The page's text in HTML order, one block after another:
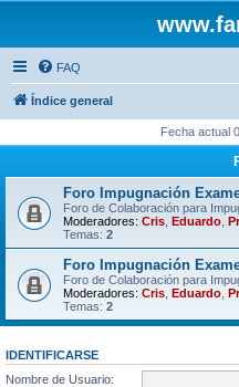
FAQ
Índice general
Fecha actual
Foro Impugnación
Foro de Colaboración para
Moderadores: Cris Eduardo
Temas: 2
Foro Impugnación
Foro de Colaboración para
Moderadores: Cris Eduardo
Temas: 2
IDENTIFICARSE
Nombre de Usuario: